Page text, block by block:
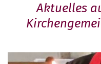
Aktuelles